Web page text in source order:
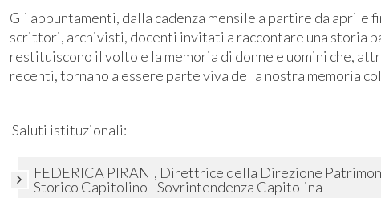
Gli appuntamenti, dalla cadenza mensile a partire da aprile
scrittori, archivisti, docenti invitati a raccontare una storia
restituiscono il volto e la memoria di donne e uomini che,
recenti, tornano a essere parte viva della nostra memoria
Saluti istituzionali:
FEDERICA PIRANI, Direttrice della Direzione
Storico Capitolino - Sovrintendenza Capitolina